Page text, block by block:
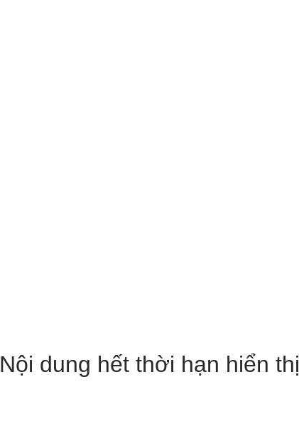
Nội dung hết thời hạn hiển thị